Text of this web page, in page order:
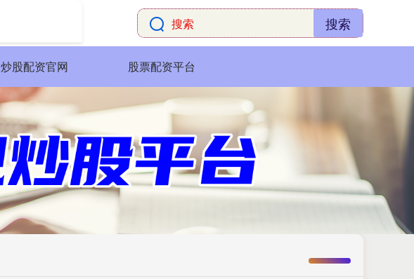
搜索
炒股配资官网 股票配资平台